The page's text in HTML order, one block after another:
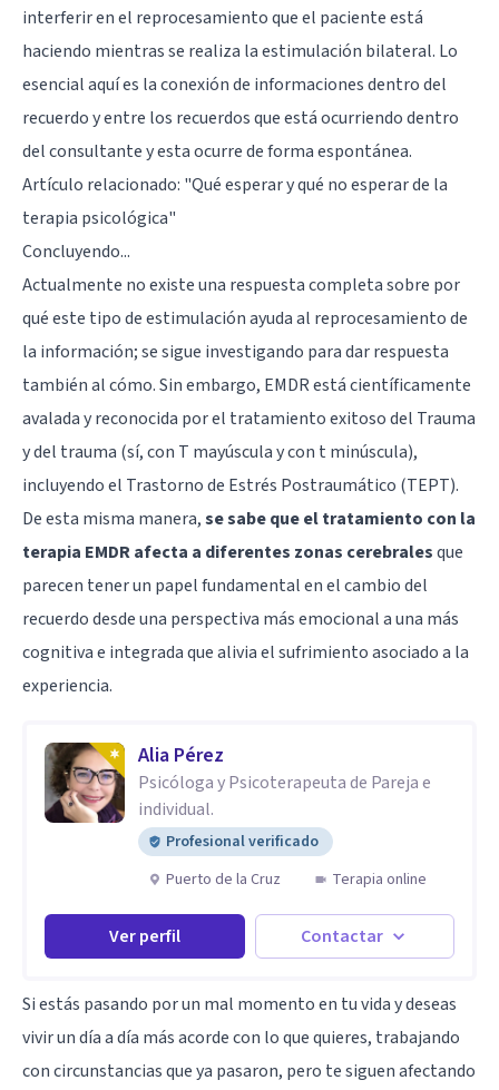
interferir en el reprocesamiento que el paciente está
haciendo mientras se realiza la estimulación bilateral. Lo
esencial aquí es la conexión de informaciones dentro del
recuerdo y entre los recuerdos que está ocurriendo dentro
del consultante y esta ocurre de forma espontánea.
Artículo relacionado: "Qué esperar y qué no esperar de la
terapia psicológica"
Concluyendo...
Actualmente no existe una respuesta completa sobre por
qué este tipo de estimulación ayuda al reprocesamiento de
la información; se sigue investigando para dar respuesta
también al cómo. Sin embargo, EMDR está científicamente
avalada y reconocida por el tratamiento exitoso del Trauma
y del trauma (sí, con T mayúscula y con t minúscula),
incluyendo el Trastorno de Estrés Postraumático (TEPT).
De esta misma manera,se sabe que el tratamiento con la
terapia EMDR afecta a diferentes zonas cerebralesque
parecen tener un papel fundamental en el cambio del
recuerdo desde una perspectiva más emocional a una más
cognitiva e integrada que alivia el sufrimiento asociado a la
experiencia.
Alia Pérez
Psicóloga y Psicoterapeuta de Pareja e
individual.
Profesional verificado
Puerto de la Cruz
Terapia online
Ver perfil Contactar
Si estás pasando por un mal momento en tu vida y deseas
vivir un día a día más acorde con lo que quieres, trabajando
con circunstancias que ya pasaron, pero te siguen afectando